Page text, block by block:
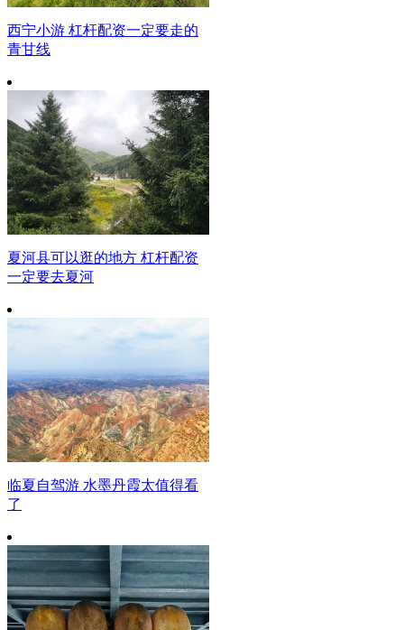
西宁小游 杠杆配资一定要走的
青甘线
夏河县可以逛的地方 杠杆配资
一定要去夏河
临夏自驾游 水墨丹霞太值得看
了